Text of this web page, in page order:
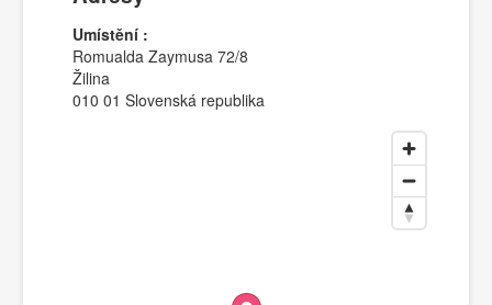
Umístění :
Romualda Zaymusa 72/8
Žilina
010 01 Slovenská republika